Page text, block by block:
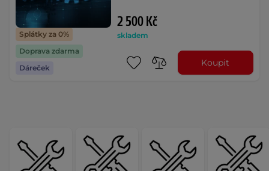
Splátky za 0%
Doprava zdarma
Dáreček
2 500 Kč
skladem
Koupit